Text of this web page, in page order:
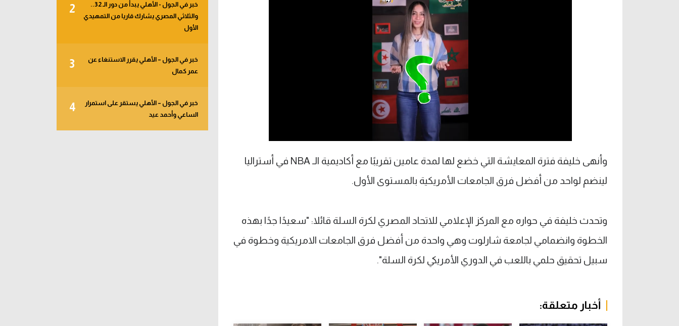
وأنهى خليفة فترة المعايشة التي خضع لها لمدة عامين تقريبًا مع أكاديمية الـ NBA في أستراليا
لينضم لواحد من أفضل فرق الجامعات الأمريكية بالمستوى الأول.
وتحدث خليفة في حواره مع المركز الإعلامي للاتحاد المصري لكرة السلة قائلا: "سعيدًا جدًا بهذه
الخطوة وانضمامي لجامعة شارلوت وهي واحدة من أفضل فرق الجامعات الامريكية وخطوة في
سبيل تحقيق حلمي باللعب في الدوري الأمريكي لكرة السلة".
أخبار متعلقة:
2
خبر في الجول - الأهلي يبدأ من دور الـ 32..
والثلاثي المصري يشارك قاريا من التمهيدي
الأول
3
خبر في الجول – الأهلي يقرر الاستنغاء عن
عمر كمال
4
خبر في الجول – الأهلي يستقر على استمرار
الساعي وأحمد عيد